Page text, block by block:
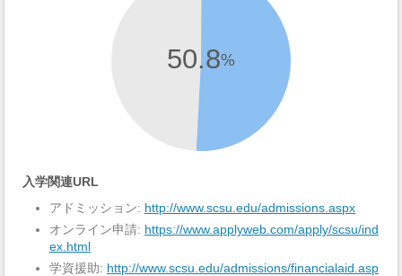
50.8%
入学関連URL
アドミッション: http://www.scsu.edu/admissions.aspx
オンライン申請: https://www.applyweb.com/apply/scsu/ind
ex.html
学資援助: http://www.scsu.edu/admissions/financialaid.asp